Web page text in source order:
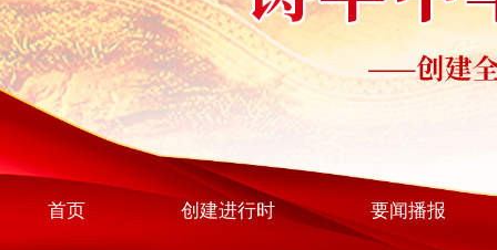
首页 创建进行时 要闻播报